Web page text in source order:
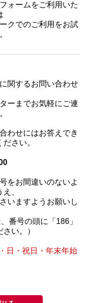
ォームをご利用いた
クでのご利用をお試
関するお問い合わせ
ーまでお気軽にご連
わせにはお答えでき
さい。
をお間違いのないよ
、
いますようお願いし
番号の頭に「186」
い。）
日・祝日・年末年始